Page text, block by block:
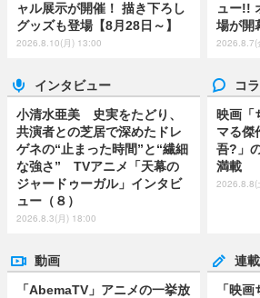
ャル展示が開催！ 描き下ろし
グッズも登場【8月28日～】
2026.8.10(月) 13:00
ュー!!
場が開
2026.8.7(
インタビュー
小清水亜美 史実をたどり、
共演者との芝居で深めたドレ
ゲネの“止まった時間”と“繊細
な強さ” TVアニメ「天幕の
ジャードゥーガル」インタビ
ュー（８）
2026.8.3(月) 18:00
コ
映画「
マる傑
吾?」
満載
2026.8.8(
動画
「AbemaTV」アニメの一挙放
連載
「映